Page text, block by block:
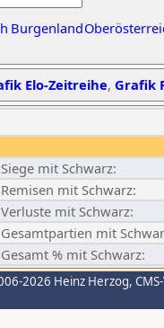
Burgenland
Elo-Zeitreihe, Grafik
Siege mit Schwarz:
Remisen mit Schwarz:
Verluste mit Schwarz:
Gesamtpartien mit
Gesamt % mit Schwarz:
2026 Heinz Herzog,